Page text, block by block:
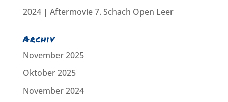
2024 | Aftermovie 7. Schach Open Leer
Archiv
November 2025
Oktober 2025
November 2024